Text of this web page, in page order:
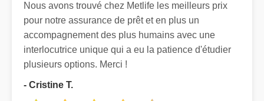
Nous avons trouvé chez Metlife les meilleurs prix
pour notre assurance de prêt et en plus un
accompagnement des plus humains avec une
interlocutrice unique qui a eu la patience d'étudier
plusieurs options. Merci !
- Cristine T.